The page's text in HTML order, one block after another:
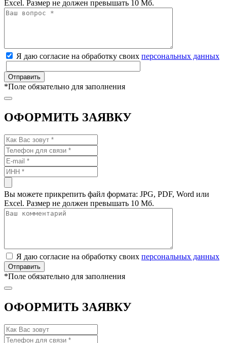
Excel. Размер не должен превышать 10 Мб.
Я даю согласие на обработку своих персональных данных
*Поле обязательно для заполнения
ОФОРМИТЬ ЗАЯВКУ
Вы можете прикрепить файл формата: JPG, PDF, Word или
Excel. Размер не должен превышать 10 Мб.
Я даю согласие на обработку своих персональных данных
*Поле обязательно для заполнения
ОФОРМИТЬ ЗАЯВКУ